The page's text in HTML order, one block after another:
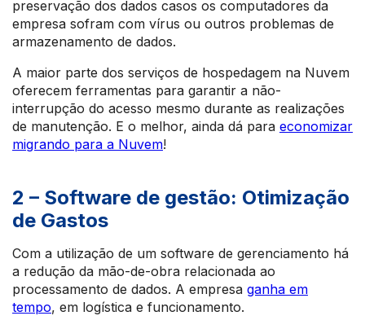
preservação dos dados casos os computadores da
empresa sofram com vírus ou outros problemas de
armazenamento de dados.
A maior parte dos serviços de hospedagem na Nuvem
oferecem ferramentas para garantir a não-
interrupção do acesso mesmo durante as realizações
de manutenção. E o melhor, ainda dá para economizar
migrando para a Nuvem!
2 – Software de gestão: Otimização
de Gastos
Com a utilização de um software de gerenciamento há
a redução da mão-de-obra relacionada ao
processamento de dados. A empresa ganha em
tempo, em logística e funcionamento.